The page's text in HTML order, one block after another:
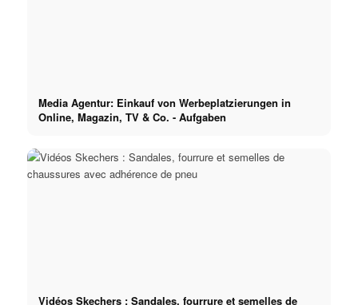
Media Agentur: Einkauf von Werbeplatzierungen in
Online, Magazin, TV & Co. - Aufgaben
Vidéos Skechers : Sandales, fourrure et semelles de